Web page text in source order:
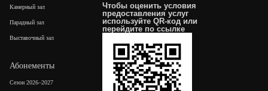
Камерный зал
Парадный зал
Выставочный зал
Абонементы
Сезон 2026–2027
Чтобы оценить условия
предоставления услуг
используйте QR-код или
перейдите по ссылке